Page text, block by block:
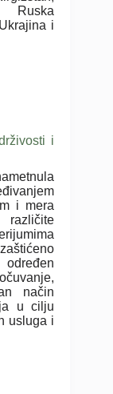
Ruska
i
i
i mera
način
u cilju
usluga i